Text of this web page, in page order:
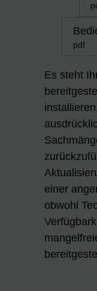
pdf
Es steht
einer
obwohl